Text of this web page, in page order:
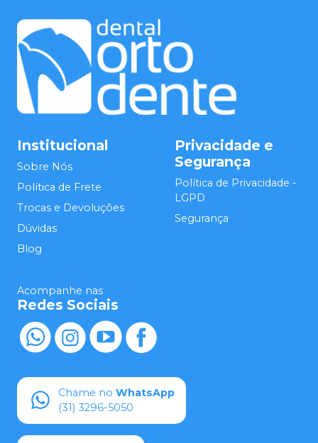
Institucional
Sobre Nós
Política de Frete
Trocas e Devoluções
Dúvidas
Blog
Privacidade e
Segurança
Política de Privacidade -
LGPD
Segurança
Acompanhe nas
Redes Sociais
Chame no WhatsApp
(31) 3296-5050